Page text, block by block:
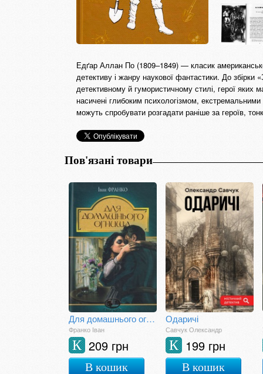
Едґар Аллан По (1809–1849) — класик
детективу і жанру наукової фантастики. До
детективному й гумористичному стилі, герої яких
насичені глибоким психологізмом,
можуть спробувати розгадати раніше за героїв,
Пов'язані товари
Для домашнього огнища. Детективна повість
Франко Іван
209 грн
К
В кошик
Одаричі
Савчук Олександр
199 грн
К
В кошик